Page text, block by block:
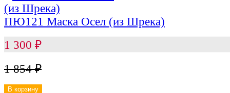
ПЮ121 Маска Осел (из Шрека)
1 300 ₽
1 854₽
В корзину